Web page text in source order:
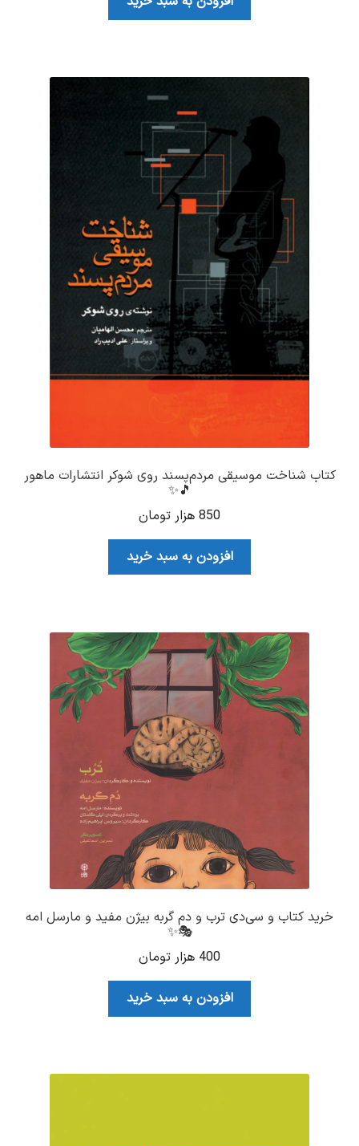
کتاب شناخت موسیقی مردم‌پسند روی شوکر انتشارات ماهور
🎵✨
850 هزار تومان
افزودن به سبد خرید
خرید کتاب و سی‌دی ترب و دم گربه بیژن مفید و مارسل امه
🎭✨
400 هزار تومان
افزودن به سبد خرید